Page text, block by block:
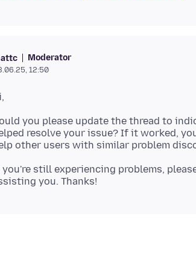
Moderator
12:50
you please update the thread to
resolve your issue? If it worked,
still experiencing problems,